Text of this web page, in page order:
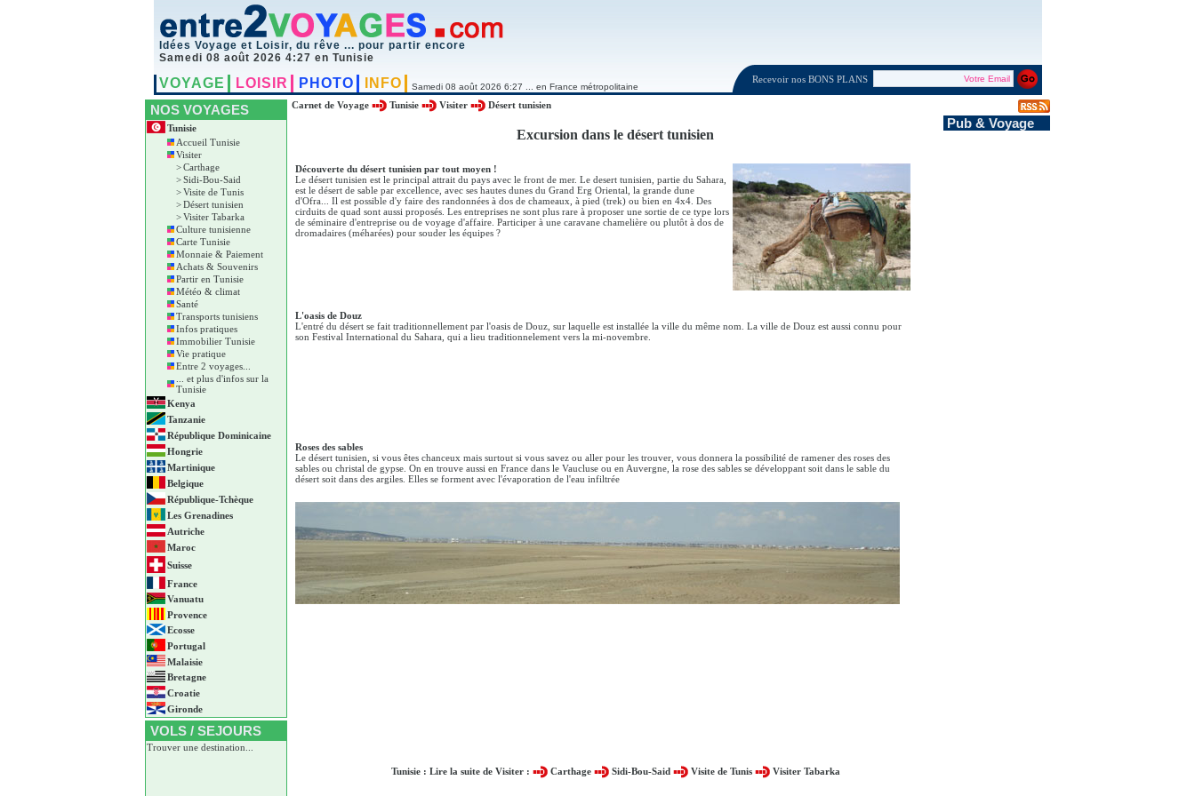
Idées Voyage et Loisir, du rêve ... pour partir encore
Samedi 08 août 2026 4:27 en Tunisie
VOYAGE LOISIR PHOTO INFO Samedi 08 août 2026 6:27 ... en France métropolitaine
Recevoir nos BONS PLANS
NOS VOYAGES
Tunisie
Accueil Tunisie
Visiter
>Carthage
>Sidi-Bou-Said
>Visite de Tunis
>Désert tunisien
>Visiter Tabarka
Culture tunisienne
Carte Tunisie
Monnaie & Paiement
Achats & Souvenirs
Partir en Tunisie
Météo & climat
Santé
Transports tunisiens
Infos pratiques
Immobilier Tunisie
Vie pratique
Entre 2 voyages...
... et plus d'infos sur la
Tunisie
Kenya
Tanzanie
République Dominicaine
Hongrie
Martinique
Belgique
République-Tchèque
Les Grenadines
Autriche
Maroc
Suisse
France
Vanuatu
Provence
Ecosse
Portugal
Malaisie
Bretagne
Croatie
Gironde
VOLS / SEJOURS
Trouver une destination...
Carnet de Voyage Tunisie Visiter Désert tunisien
Excursion dans le désert tunisien
Découverte du désert tunisien par tout moyen !
Le désert tunisien est le principal attrait du pays avec le front de mer. Le desert tunisien, partie du Sahara,
est le désert de sable par excellence, avec ses hautes dunes du Grand Erg Oriental, la grande dune
d'Ofra... Il est possible d'y faire des randonnées à dos de chameaux, à pied (trek) ou bien en 4x4. Des
cirduits de quad sont aussi proposés. Les entreprises ne sont plus rare à proposer une sortie de ce type lors
de séminaire d'entreprise ou de voyage d'affaire. Participer à une caravane chamelière ou plutôt à dos de
dromadaires (méharées) pour souder les équipes ?
L'oasis de Douz
L'entré du désert se fait traditionnellement par l'oasis de Douz, sur laquelle est installée la ville du même nom. La ville de Douz est aussi connu pour
son Festival International du Sahara, qui a lieu traditionnelement vers la mi-novembre.
Roses des sables
Le désert tunisien, si vous êtes chanceux mais surtout si vous savez ou aller pour les trouver, vous donnera la possibilité de ramener des roses des
sables ou christal de gypse. On en trouve aussi en France dans le Vaucluse ou en Auvergne, la rose des sables se développant soit dans le sable du
désert soit dans des argiles. Elles se forment avec l'évaporation de l'eau infiltrée
Tunisie : Lire la suite de Visiter : Carthage Sidi-Bou-Said Visite de Tunis Visiter Tabarka
Pub & Voyage